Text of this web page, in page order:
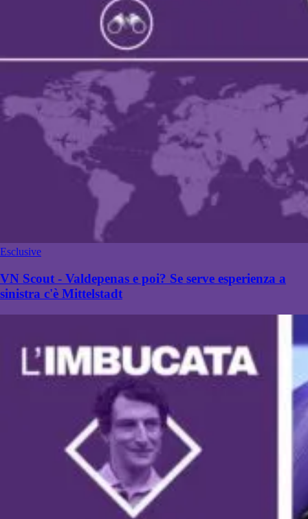
Esclusive
VN Scout - Valdepenas e poi? Se serve esperienza a
sinistra c'è Mittelstadt